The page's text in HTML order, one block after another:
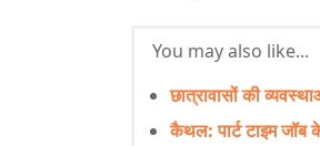
You may also like...
छात्रावासों की
कैथल: पार्ट टाइम जॉब